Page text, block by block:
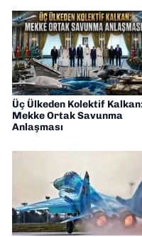
Üç Ülkeden Kolektif
Mekke Ortak Savunma
Anlaşması